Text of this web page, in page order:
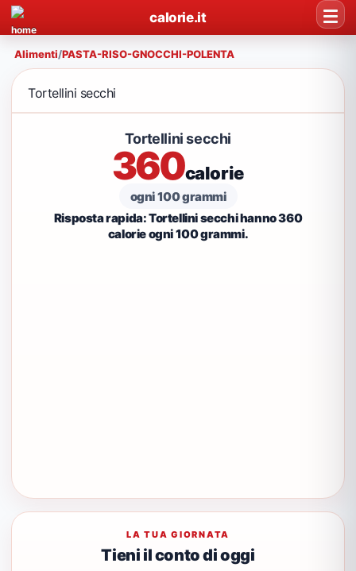
calorie.it
Alimenti/PASTA-RISO-GNOCCHI-POLENTA
Tortellini secchi
Tortellini secchi
360calorie
ogni 100 grammi
Risposta rapida: Tortellini secchi hanno 360
calorie ogni 100 grammi.
LA TUA GIORNATA
Tieni il conto di oggi